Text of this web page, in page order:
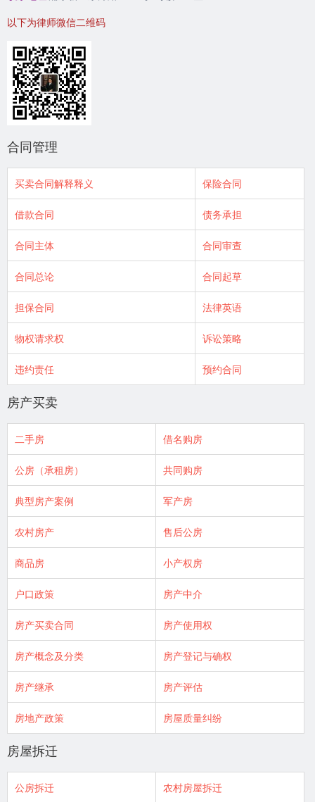
以下为律师微信二维码
合同管理
买卖合同解释释义 保险合同
借款合同 债务承担
合同主体 合同审查
合同总论 合同起草
担保合同 法律英语
物权请求权 诉讼策略
违约责任 预约合同
房产买卖
二手房 借名购房
公房（承租房） 共同购房
典型房产案例 军产房
农村房产 售后公房
商品房 小产权房
户口政策 房产中介
房产买卖合同 房产使用权
房产概念及分类 房产登记与确权
房产继承 房产评估
房地产政策 房屋质量纠纷
房屋拆迁
公房拆迁 农村房屋拆迁